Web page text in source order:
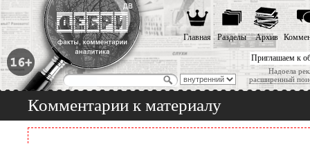
Приглашаем к
Надоела
расширенный
Главная Разделы Архив
Комментарии к материалу